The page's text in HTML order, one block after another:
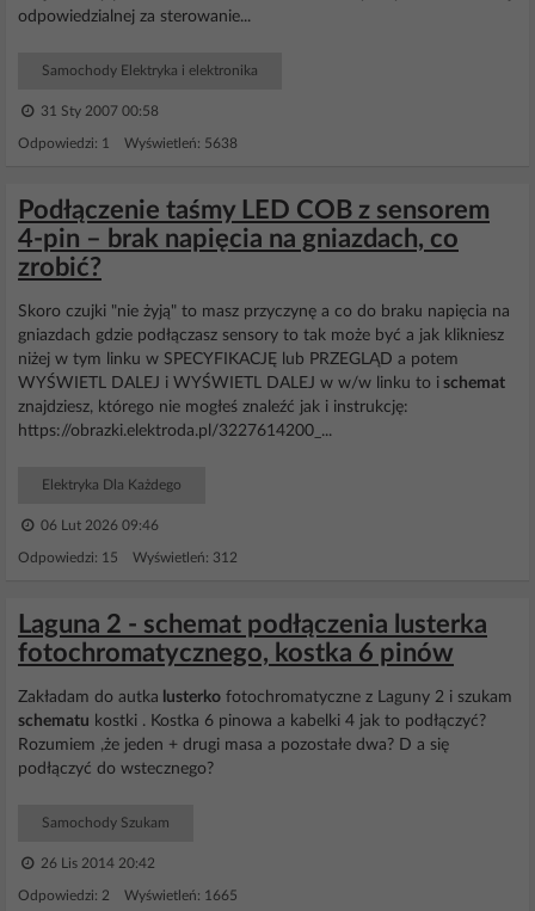
odpowiedzialnej za sterowanie...
Samochody Elektryka i elektronika
31 Sty 2007 00:58
Odpowiedzi: 1 Wyświetleń: 5638
Podłączenie taśmy LED COB z sensorem
4-pin – brak napięcia na gniazdach, co
zrobić?
Skoro czujki "nie żyją" to masz przyczynę a co do braku napięcia na
gniazdach gdzie podłączasz sensory to tak może być a jak klikniesz
niżej w tym linku w SPECYFIKACJĘ lub PRZEGLĄD a potem
WYŚWIETL DALEJ i WYŚWIETL DALEJ w w/w linku to i schemat
znajdziesz, którego nie mogłeś znaleźć jak i instrukcję:
https://obrazki.elektroda.pl/3227614200_...
Elektryka Dla Każdego
06 Lut 2026 09:46
Odpowiedzi: 15 Wyświetleń: 312
Laguna 2 - schemat podłączenia lusterka
fotochromatycznego, kostka 6 pinów
Zakładam do autka lusterko fotochromatyczne z Laguny 2 i szukam
schematu kostki . Kostka 6 pinowa a kabelki 4 jak to podłączyć?
Rozumiem ,że jeden + drugi masa a pozostałe dwa? D a się
podłączyć do wstecznego?
Samochody Szukam
26 Lis 2014 20:42
Odpowiedzi: 2 Wyświetleń: 1665